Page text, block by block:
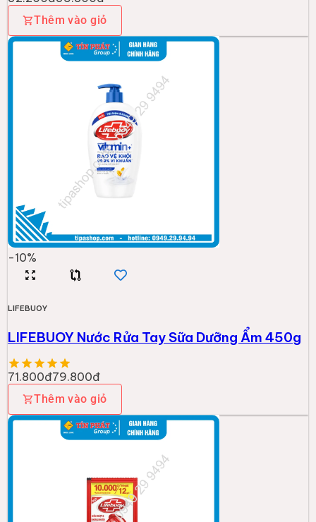
Thêm vào giỏ
-10%
LIFEBUOY
LIFEBUOY Nước Rửa Tay Sữa Dưỡng Ẩm 450g
71.800đ79.800đ
Thêm vào giỏ